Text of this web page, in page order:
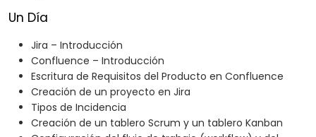
Un Día
Jira – Introducción
Confluence – Introducción
Escritura de Requisitos del Producto en Confluence
Creación de un proyecto en Jira
Tipos de Incidencia
Creación de un tablero Scrum y un tablero Kanban